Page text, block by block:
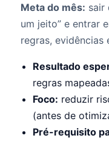
Meta do mês: sair
um jeito” e entrar
regras, evidências
Resultado
regras
Foco: reduzir
(antes de
Pré-requisito